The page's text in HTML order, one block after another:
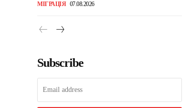
МІГРАЦІЯ 07.08.2026
Subscribe